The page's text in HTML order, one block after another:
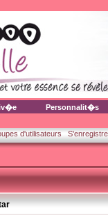
Personnalit�s
d'utilisateurs